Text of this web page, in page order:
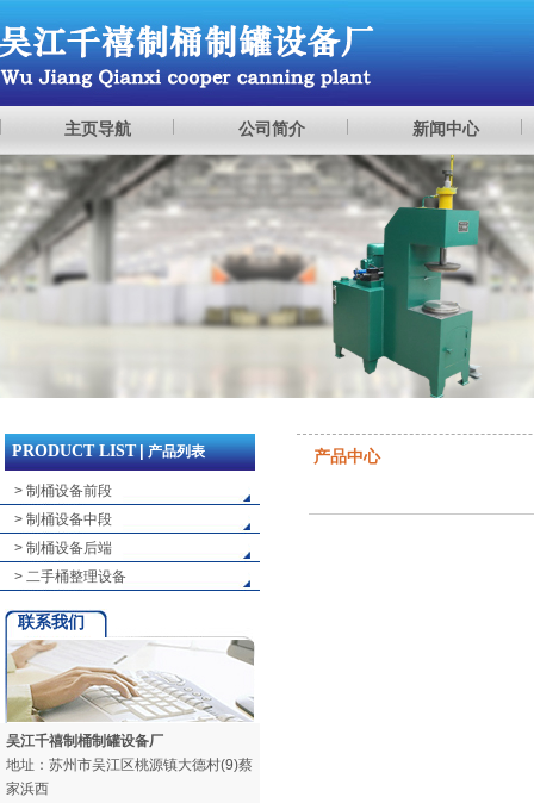
主页导航 公司简介 新闻中心
PRODUCT LIST | 产品列表
> 制桶设备前段
> 制桶设备中段
> 制桶设备后端
> 二手桶整理设备
联系我们
吴江千禧制桶制罐设备厂
地址：苏州市吴江区桃源镇大德村(9)蔡
家浜西
产品中心